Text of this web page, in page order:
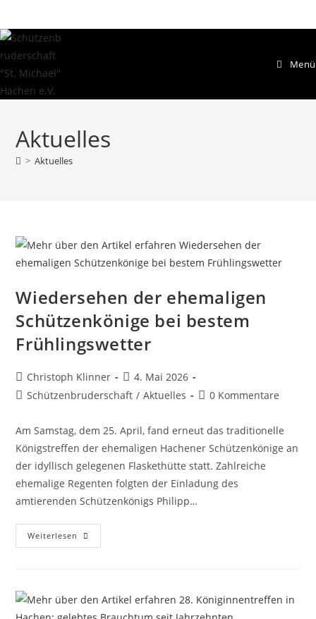
Menü
Aktuelles
> Aktuelles
Wiedersehen der ehemaligen
Schützenkönige bei bestem
Frühlingswetter
Christoph Klinner
4. Mai 2026
Schützenbruderschaft / Aktuelles 0 Kommentare
Am Samstag, dem 25. April, fand erneut das traditionelle
Königstreffen der ehemaligen Hachener Schützenkönige an
der idyllisch gelegenen Flaskethütte statt. Zahlreiche
ehemalige Regenten folgten der Einladung des
amtierenden Schützenkönigs Philipp…
Weiterlesen